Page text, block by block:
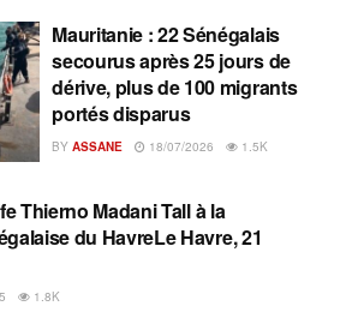
Mauritanie : 22 Sénégalais
secourus après 25 jours de
dérive, plus de 100 migrants
portés disparus
BY ASSANE 18/07/2026 1.5K
Thierno Madani Tall à la
du HavreLe Havre, 21
1.8K